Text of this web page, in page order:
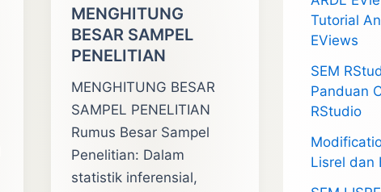
MENGHITUNG
BESAR SAMPEL
PENELITIAN
MENGHITUNG BESAR
SAMPEL PENELITIAN
Rumus Besar Sampel
Penelitian: Dalam
statistik inferensial,
Tutorial
EViews
SEM
Panduan
RStudio
Lisrel dan